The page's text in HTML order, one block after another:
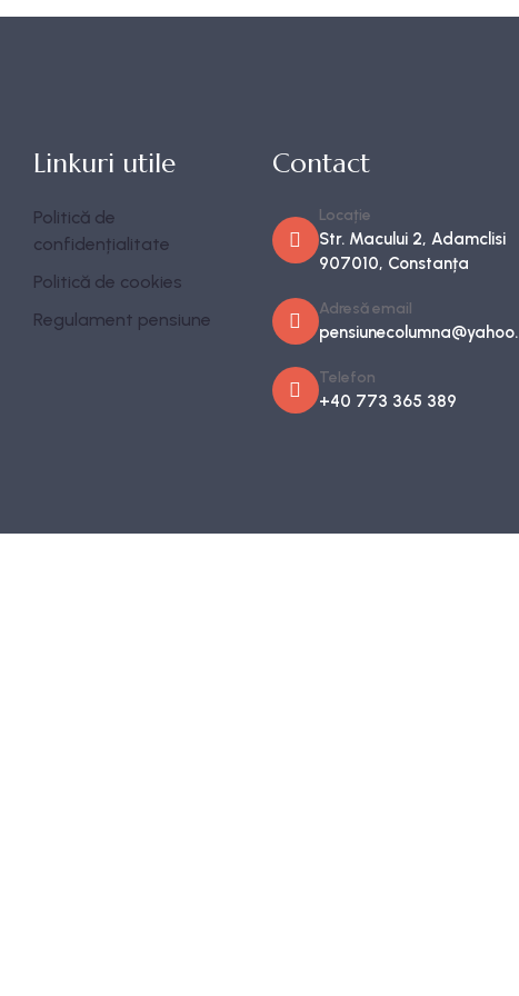
Linkuri utile
Politică de
confidențialitate
Politică de cookies
Regulament pensiune
Contact
Locație
Str. Macului 2, Adamclisi
907010, Constanța
Adresă email
Telefon
+40 773 365 389